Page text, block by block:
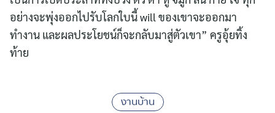
อย่างจะพุ่งออกไปรับโลกใบนี้ will ของเขาจะออกมา
ทำงาน และผลประโยชน์ก็จะกลับมาสู่ตัวเขา” ครูอุ้ยทิ้ง
ท้าย
งานบ้าน